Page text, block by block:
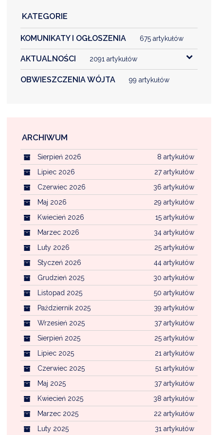
KATEGORIE
KOMUNIKATY I OGŁOSZENIA 675 artykułów
AKTUALNOŚCI 2091 artykułów
OBWIESZCZENIA WÓJTA 99 artykułów
ARCHIWUM
8 artykułów
Sierpień 2026
27 artykułów
Lipiec 2026
36 artykułów
Czerwiec 2026
29 artykułów
Maj 2026
15 artykułów
Kwiecień 2026
34 artykułów
Marzec 2026
25 artykułów
Luty 2026
44 artykułów
Styczeń 2026
30 artykułów
Grudzień 2025
50 artykułów
Listopad 2025
39 artykułów
Październik 2025
37 artykułów
Wrzesień 2025
25 artykułów
Sierpień 2025
21 artykułów
Lipiec 2025
51 artykułów
Czerwiec 2025
37 artykułów
Maj 2025
38 artykułów
Kwiecień 2025
22 artykułów
Marzec 2025
31 artykułów
Luty 2025